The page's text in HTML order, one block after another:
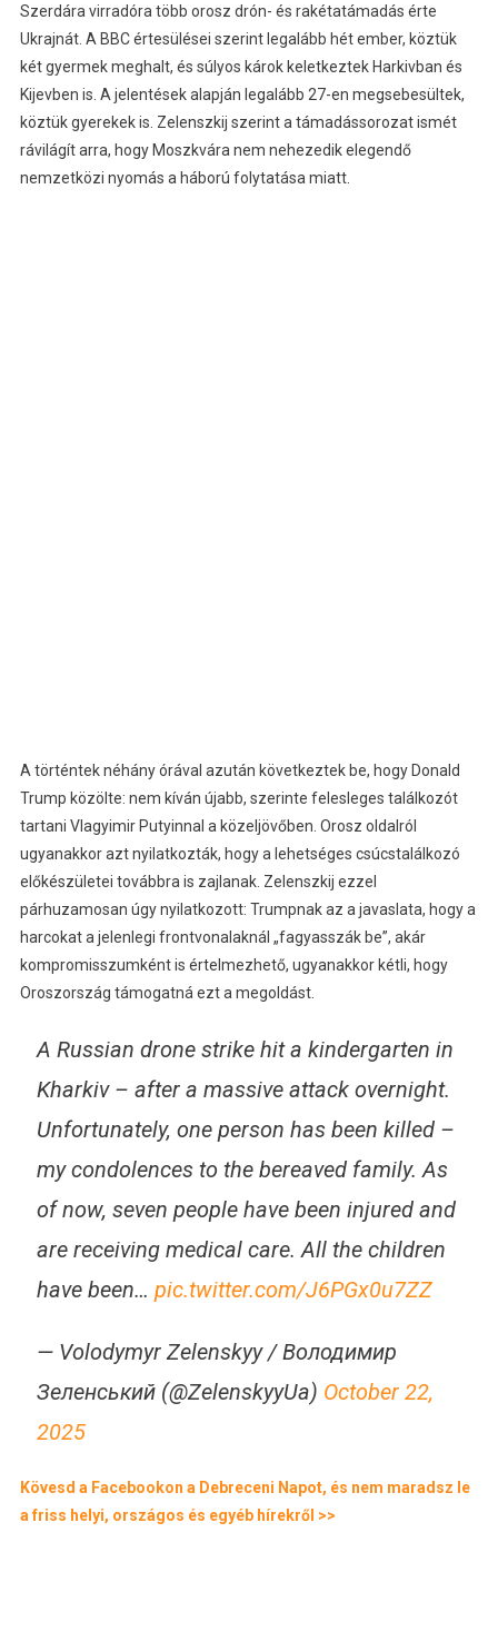
Szerdára virradóra több orosz drón- és rakétatámadás érte
Ukrajnát. A BBC értesülései szerint legalább hét ember, köztük
két gyermek meghalt, és súlyos károk keletkeztek Harkivban és
Kijevben is. A jelentések alapján legalább 27-en megsebesültek,
köztük gyerekek is. Zelenszkij szerint a támadássorozat ismét
rávilágít arra, hogy Moszkvára nem nehezedik elegendő
nemzetközi nyomás a háború folytatása miatt.
A történtek néhány órával azután következtek be, hogy Donald
Trump közölte: nem kíván újabb, szerinte felesleges találkozót
tartani Vlagyimir Putyinnal a közeljövőben. Orosz oldalról
ugyanakkor azt nyilatkozták, hogy a lehetséges csúcstalálkozó
előkészületei továbbra is zajlanak. Zelenszkij ezzel
párhuzamosan úgy nyilatkozott: Trumpnak az a javaslata, hogy a
harcokat a jelenlegi frontvonalaknál „fagyasszák be”, akár
kompromisszumként is értelmezhető, ugyanakkor kétli, hogy
Oroszország támogatná ezt a megoldást.
A Russian drone strike hit a kindergarten in
Kharkiv – after a massive attack overnight.
Unfortunately, one person has been killed –
my condolences to the bereaved family. As
of now, seven people have been injured and
are receiving medical care. All the children
have been… pic.twitter.com/J6PGx0u7ZZ
— Volodymyr Zelenskyy / Володимир
Зеленський (@ZelenskyyUa) October 22,
2025
Kövesd a Facebookon a Debreceni Napot, és nem maradsz le
a friss helyi, országos és egyéb hírekről >>